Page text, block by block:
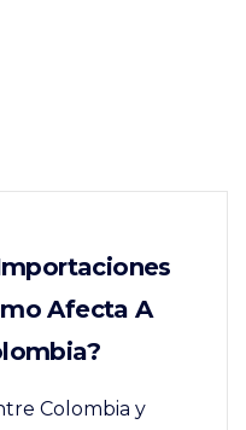
Afecta A
Colombia y